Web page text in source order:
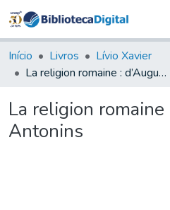
&
Tudo na
Início Livros
Lívio Xavier
La religion romaine : d’Auguste aux Antonins
La religion romaine
Antonins